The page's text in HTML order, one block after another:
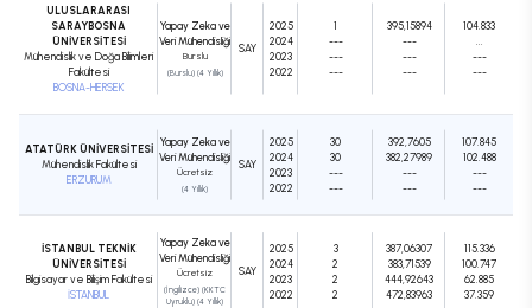
ULUSLARARASI
SARAYBOSNA
ÜNİVERSİTESİ
Mühendislik ve Doğa Bilimleri
Fakültesi
BOSNA-HERSEK
Yapay Zeka ve
Veri Mühendisliği
Burslu
(Burslu) (4 Yıllık)
SAY
2025
2024
2023
2022
1
---
---
---
395,15894
---
---
---
104.833
---
---
ATATÜRK ÜNİVERSİTESİ
Mühendislik Fakültesi
ERZURUM
Yapay Zeka ve
Veri Mühendisliği
Ücretsiz
(4 Yıllık)
SAY
2025
2024
2023
2022
30
30
---
---
392,7605
382,27989
---
---
107.845
102.488
---
---
İSTANBUL TEKNİK
ÜNİVERSİTESİ
Bilgisayar ve Bilişim Fakültesi
İSTANBUL
Yapay Zeka ve
Veri Mühendisliği
Ücretsiz
(İngilizce) (KKTC
Uyruklu) (4 Yıllık)
SAY
2025
2024
2023
2022
3
2
2
2
387,06307
383,71539
444,92643
472,83963
115.336
100.747
62.885
37.359